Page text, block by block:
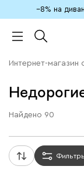
−8% на
Интернет-магазин
Найдено 90